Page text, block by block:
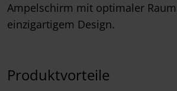
Ampelschirm mit optimaler
einzigartigem Design.
Produktvorteile